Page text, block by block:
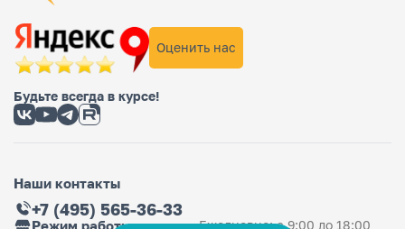
Оценить нас
Будьте всегда в курсе!
Наши контакты
+7 (495) 565-36-33
Режим работы магазинаЕжедневно: с 9:00 до 18:00